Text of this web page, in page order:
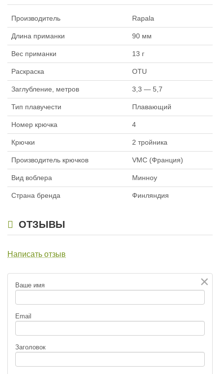
Производитель Rapala
Длина приманки 90 мм
Вес приманки 13 г
Раскраска OTU
Заглубление, метров 3,3 — 5,7
Тип плавучести Плавающий
Номер крючка 4
Крючки 2 тройника
Производитель крючков VMC (Франция)
Вид воблера Минноу
Страна бренда Финляндия
ОТЗЫВЫ
Написать отзыв
×
Ваше имя
Email
Заголовок